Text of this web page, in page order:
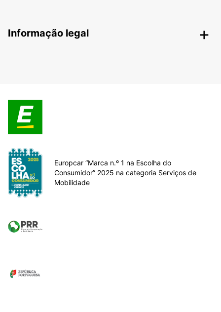
Informação legal
Europcar “Marca n.º 1 na Escolha do
Consumidor” 2025 na categoria Serviços de
Mobilidade